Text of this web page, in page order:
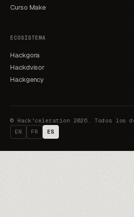
Curso Make
ECOSISTEMA
Hackgora
Hackdvisor
Hackgency
© Hack'celeration 2026. Todos los
EN
FR ES